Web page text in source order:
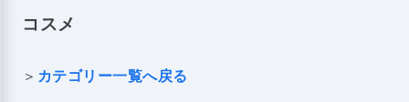
コスメ
＞ カテゴリー一覧へ戻る